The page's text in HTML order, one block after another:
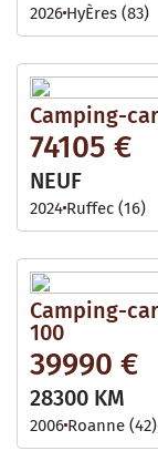
2026 HyÈres (83)
Camping-car
74105 €
NEUF
2024 Ruffec (16)
Camping-car
100
39990 €
28300 KM
2006 Roanne (42)